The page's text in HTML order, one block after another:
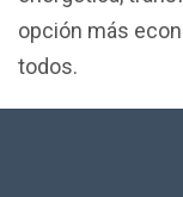
opción más
todos.